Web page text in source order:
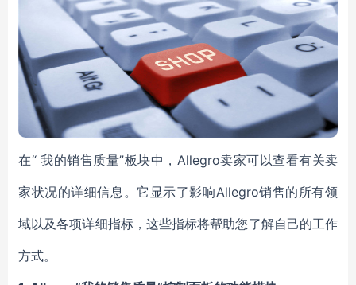
在“ 我的销售质量”板块中，Allegro卖家可以查看有关卖
家状况的详细信息。它显示了影响Allegro销售的所有领
域以及各项详细指标，这些指标将帮助您了解自己的工作
方式。